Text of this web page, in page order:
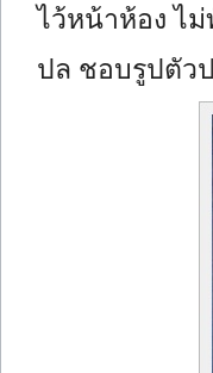
ไว้หน้าห้อง ไ
ปล ชอบรูปตัว